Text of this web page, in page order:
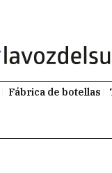
Fábrica de botellas